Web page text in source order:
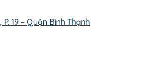
19 – Quận Bình Thạnh